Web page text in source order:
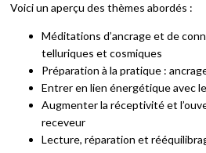
Voici un aperçu des thèmes abordés :
Méditations d’ancrage et de
telluriques et cosmiques
Préparation à la pratique :
Entrer en lien énergétique avec
Augmenter la réceptivité et
receveur
Lecture, réparation et